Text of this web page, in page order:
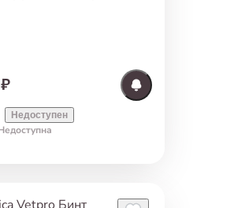
Недоступен